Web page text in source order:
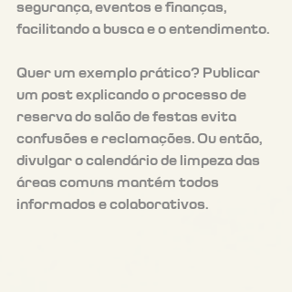
segurança, eventos e finanças,
facilitando a busca e o entendimento.
Quer um exemplo prático? Publicar
um post explicando o processo de
reserva do salão de festas evita
confusões e reclamações. Ou então,
divulgar o calendário de limpeza das
áreas comuns mantém todos
informados e colaborativos.